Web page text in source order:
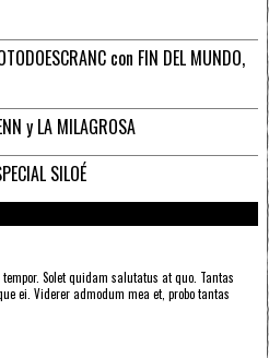
con FIN DEL MUNDO,
y LA MILAGROSA
SILOÉ
Solet quidam salutatus at quo. Tantas
ei. Viderer admodum mea et, probo tantas